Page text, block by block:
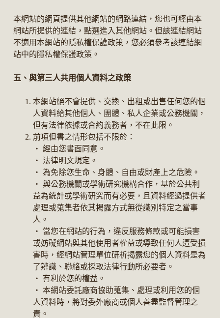
本網站的網頁提供其他網站的網路連結，您也可經由本
網站所提供的連結，點選進入其他網站。但該連結網站
不適用本網站的隱私權保護政策，您必須參考該連結網
站中的隱私權保護政策。
五、與第三人共用個人資料之政策
本網站絕不會提供、交換、出租或出售任何您的個
人資料給其他個人、團體、私人企業或公務機關，
但有法律依據或合約義務者，不在此限。
前項但書之情形包括不限於：
‧ 經由您書面同意。
‧ 法律明文規定。
‧ 為免除您生命、身體、自由或財產上之危險。
‧ 與公務機關或學術研究機構合作，基於公共利
益為統計或學術研究而有必要，且資料經過提供者
處理或蒐集者依其揭露方式無從識別特定之當事
人。
‧ 當您在網站的行為，違反服務條款或可能損害
或妨礙網站與其他使用者權益或導致任何人遭受損
害時，經網站管理單位研析揭露您的個人資料是為
了辨識、聯絡或採取法律行動所必要者。
‧ 有利於您的權益。
‧ 本網站委託廠商協助蒐集、處理或利用您的個
人資料時，將對委外廠商或個人善盡監督管理之
責。